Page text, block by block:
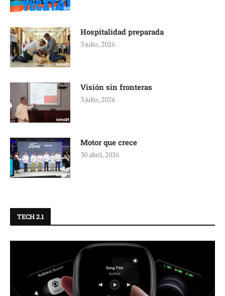
Hospitalidad preparada
3 julio, 2026
Visión sin fronteras
3 julio, 2026
Motor que crece
30 abril, 2026
TECH 2.1